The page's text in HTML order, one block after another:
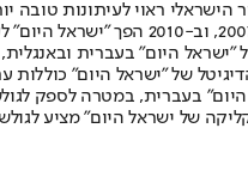
ראוי לעיתונות טובה
תשלום. המהדורה המודפסת
של "ישראל היום" כוללות
היום" בעברית, במטרה
של ישראל היום" מציע